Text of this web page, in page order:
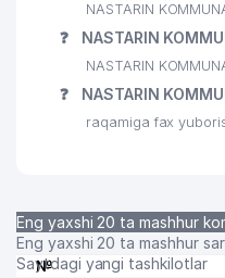
NASTARIN
❓ NASTARIN
NASTARIN
❓ NASTARIN
raqamiga fax
Eng yaxshi 20 ta mashhur
Eng yaxshi 20 ta mashhur
Saytdagi yangi tashkilotlar
№